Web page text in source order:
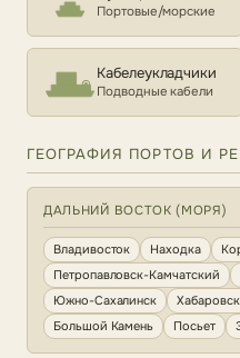
Портовые/морские
Кабелеукладчики
Подводные кабели
ГЕОГРАФИЯ ПОРТОВ И
ДАЛЬНИЙ ВОСТОК (МОРЯ)
Владивосток Находка
Петропавловск-Камчатский
Южно-Сахалинск
Хабаровск
Большой Камень
Посьет